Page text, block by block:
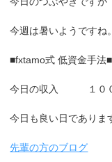
今週は暑いようですね。
■fxtamo式 低資金手法■
今日の収入 １０
今日も良い日であり
先輩の方のブログ